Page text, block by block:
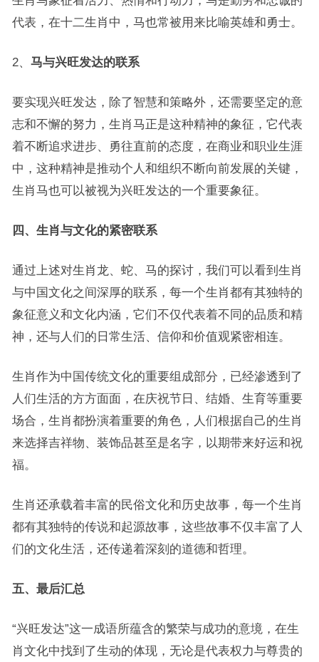
代表，在十二生肖中，马也常被用来比喻英雄和勇士。
2、 马与兴旺发达的联系
要实现兴旺发达，除了智慧和策略外，还需要坚定的意
志和不懈的努力，生肖马正是这种精神的象征，它代表
着不断追求进步、勇往直前的态度，在商业和职业生涯
中，这种精神是推动个人和组织不断向前发展的关键，
生肖马也可以被视为兴旺发达的一个重要象征。
四、生肖与文化的紧密联系
通过上述对生肖龙、蛇、马的探讨，我们可以看到生肖
与中国文化之间深厚的联系，每一个生肖都有其独特的
象征意义和文化内涵，它们不仅代表着不同的品质和精
神，还与人们的日常生活、信仰和价值观紧密相连。
生肖作为中国传统文化的重要组成部分，已经渗透到了
人们生活的方方面面，在庆祝节日、结婚、生育等重要
场合，生肖都扮演着重要的角色，人们根据自己的生肖
来选择吉祥物、装饰品甚至是名字，以期带来好运和祝
福。
生肖还承载着丰富的民俗文化和历史故事，每一个生肖
都有其独特的传说和起源故事，这些故事不仅丰富了人
们的文化生活，还传递着深刻的道德和哲理。
五、最后汇总
“兴旺发达”这一成语所蕴含的繁荣与成功的意境，在生
肖文化中找到了生动的体现，无论是代表权力与尊贵的